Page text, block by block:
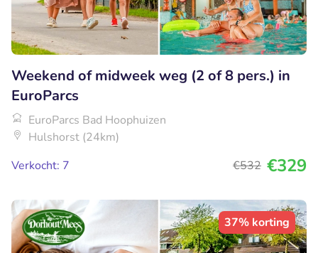
Weekend of midweek weg (2 of 8 pers.) in
EuroParcs
EuroParcs Bad Hoophuizen
Hulshorst (24km)
Verkocht: 7
€532 €329
37% korting